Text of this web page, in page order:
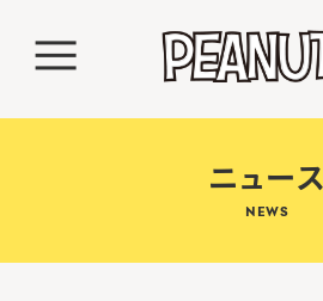
ニュース
NEWS